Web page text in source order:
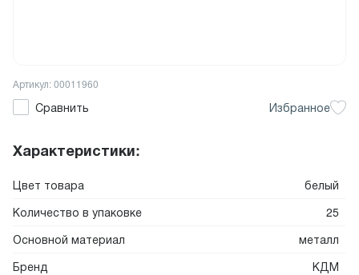
Сравнить Избранное
Артикул: 00011960
Характеристики:
Цвет товара
белый
Количество в упаковке
25
Основной материал
металл
Бренд
КДМ